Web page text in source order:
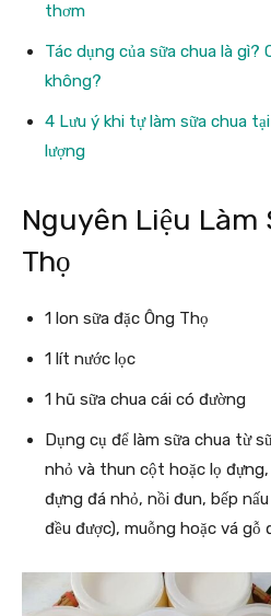
thơm
Tác dụng của sữa chua là gì?
không?
4 Lưu ý khi tự làm sữa chua
lượng
Nguyên Liệu Làm
Thọ
1 lon sữa đặc Ông Thọ
1 lít nước lọc
1 hũ sữa chua cái có đường
Dụng cụ để làm sữa chua từ
nhỏ và thun cột hoặc lọ
đựng đá nhỏ, nồi đun, bếp
đều được), muỗng hoặc vá gỗ